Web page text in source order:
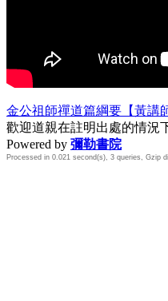
金公祖師禪道篇綱要【黃講
歡迎道親在註明出處的情況
Powered by 彌勒書院
Processed in 0.021 second(s), 3 queries, Gzip